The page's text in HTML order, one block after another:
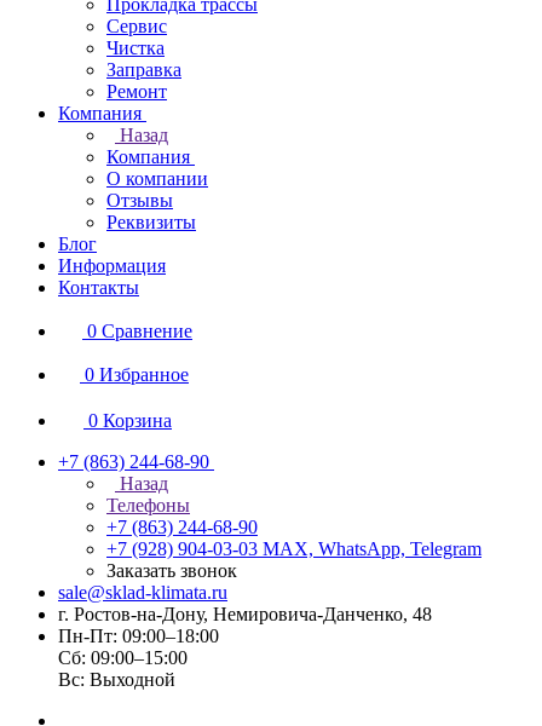
Прокладка трассы
Сервис
Чистка
Заправка
Ремонт
Компания
Назад
Компания
О компании
Отзывы
Реквизиты
Блог
Информация
Контакты
0 Сравнение
0 Избранное
0 Корзина
+7 (863) 244-68-90
Назад
Телефоны
+7 (863) 244-68-90
+7 (928) 904-03-03 MAX, WhatsApp, Telegram
Заказать звонок
sale@sklad-klimata.ru
г. Ростов-на-Дону, Немировича-Данченко, 48
Пн-Пт: 09:00–18:00
Сб: 09:00–15:00
Вс: Выходной